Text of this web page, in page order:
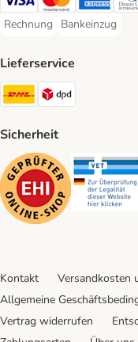
Visa Payment Method
MastercardAmerican
Rechnung
Rechnung Payment Method
Bankeinzug
Bankeinzug
Lieferservice
DHL Shipping
Sicherheit
Security
Kontakt Versandkosten
Allgemeine
Vertrag widerrufen